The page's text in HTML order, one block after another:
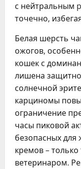
с нейтральным
точечно,
Белая шерсть
ожогов,
кошек с
лишена
солнечной
карциномы
ограничение
часы пиковой
безопасных
кремов –
ветеринаром.